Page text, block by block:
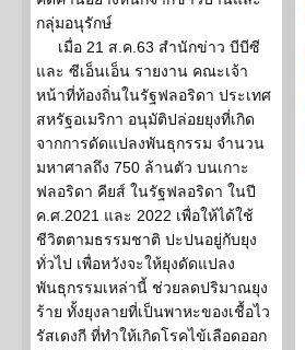
กลุ่มอนุรักษ์
เมื่อ 21 ส.ค.63 สำนักข่าว บีบีซี
และ ซีเอ็นเอ็น รายงาน คณะเจ้า
หน้าที่ท้องถิ่นในรัฐฟลอริดา ประเทศ
สหรัฐอเมริกา อนุมัติปล่อยยุงที่เกิด
จากการดัดแปลงพันธุกรรม จำนวน
มหาศาลถึง 750 ล้านตัว บนเกาะ
ฟลอริดา คียส์ ในรัฐฟลอริดา ในปี
ค.ศ.2021 และ 2022 เพื่อให้ได้ใช้
ชีวิตตามธรรมชาติ ปะปนอยู่กับยุง
ทั่วไป เพื่อหวังจะให้ยุงดัดแปลง
พันธุกรรมเหล่านี้ ช่วยลดปริมาณยุง
ร้าย ทั้งยุงลายที่เป็นพาหะของเชื้อไว
รัสเดงกี ที่ทำให้เกิดโรคไข้เลือดออก